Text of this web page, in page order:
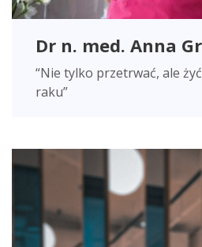
Dr n. med. Anna
“Nie tylko przetrwać, ale
raku”